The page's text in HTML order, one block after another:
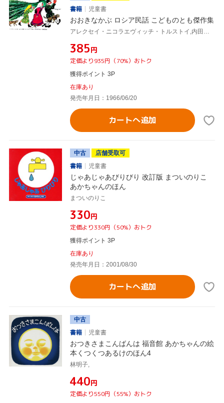
書籍
児童書
おおきなかぶ ロシア民話 こどものとも傑作集
アレクセイ・ニコラエヴィッチ・トルストイ,内田莉莎子,佐藤忠良
¥385円
定価より935円（70%）おトク
獲得ポイント 3P
在庫あり
発売年月日：1966/06/20
カートへ追加
中古
店舗受取可
書籍
児童書
じゃあじゃあびりびり 改訂版 まついのりこ
あかちゃんのほん
まついのりこ
¥330円
定価より330円（50%）おトク
獲得ポイント 3P
在庫あり
発売年月日：2001/08/30
カートへ追加
中古
書籍
児童書
おつきさまこんばんは 福音館 あかちゃんの絵
本くつくつあるけのほん4
林明子,
¥440円
定価より550円（55%）おトク